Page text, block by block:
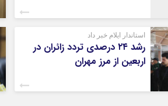
استاندار ایلام خبر داد
رشد ۲۴ درصدی تردد زائران در
اربعین از مرز مهران